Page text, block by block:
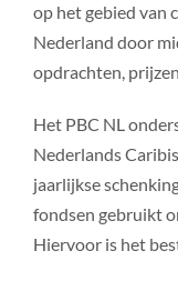
op het gebied van
Nederland door
opdrachten,
Het PBC NL
Nederlands
jaarlijkse
fondsen gebruikt
Hiervoor is het